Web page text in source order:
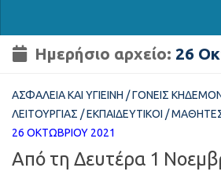
Ημερήσιο αρχείο: 26
ΑΣΦΆΛΕΙΑ ΚΑΙ ΥΓΙΕΙΝΉ /ΓΟΝΕΊΣ
ΛΕΙΤΟΥΡΓΊΑΣ /ΕΚΠΑΙΔΕΥΤΙΚΟΊ /
26 ΟΚΤΩΒΡΊΟΥ 2021
Από τη Δευτέρα 1